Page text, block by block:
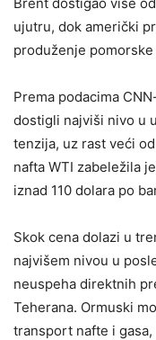
ujutru, dok američki
produženje
Prema podacima
dostigli najviši nivo u
tenzija, uz rast veći
nafta WTI zabeležila
iznad 110 dolara po
Skok cena dolazi u
najvišem nivou u
neuspeha direktnih
Teherana. Ormuski
transport nafte i